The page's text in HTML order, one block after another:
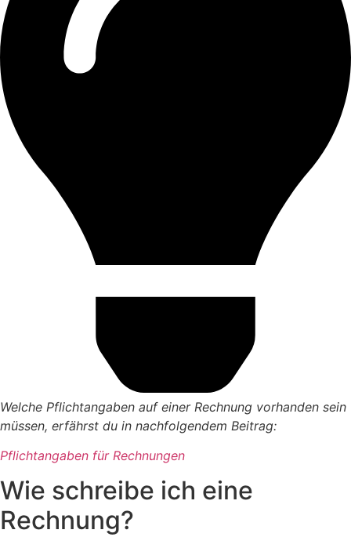
Welche Pflichtangaben auf einer Rechnung vorhanden sein
müssen, erfährst du in nachfolgendem Beitrag:
Pflichtangaben für Rechnungen
Wie schreibe ich eine
Rechnung?